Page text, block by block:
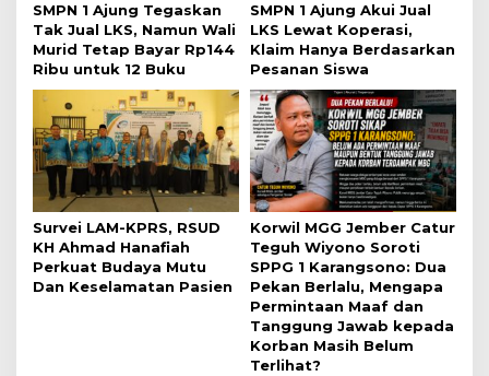
SMPN 1 Ajung Tegaskan
Tak Jual LKS, Namun Wali
Murid Tetap Bayar Rp144
Ribu untuk 12 Buku
SMPN 1 Ajung Akui Jual
LKS Lewat Koperasi,
Klaim Hanya Berdasarkan
Pesanan Siswa
Survei LAM-KPRS, RSUD
KH Ahmad Hanafiah
Perkuat Budaya Mutu
Dan Keselamatan Pasien
Korwil MGG Jember Catur
Teguh Wiyono Soroti
SPPG 1 Karangsono: Dua
Pekan Berlalu, Mengapa
Permintaan Maaf dan
Tanggung Jawab kepada
Korban Masih Belum
Terlihat?